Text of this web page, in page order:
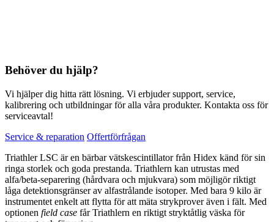
Behöver du hjälp?
Vi hjälper dig hitta rätt lösning. Vi erbjuder support, service,
kalibrering och utbildningar för alla våra produkter. Kontakta oss för
serviceavtal!
Service & reparation Offertförfrågan
Triathler LSC är en bärbar vätskescintillator från Hidex känd för sin
ringa storlek och goda prestanda. Triathlern kan utrustas med
alfa/beta-separering (hårdvara och mjukvara) som möjligör riktigt
låga detektionsgränser av alfastrålande isotoper. Med bara 9 kilo är
instrumentet enkelt att flytta för att mäta strykprover även i fält. Med
optionen field case får Triathlern en riktigt stryktåtlig väska för